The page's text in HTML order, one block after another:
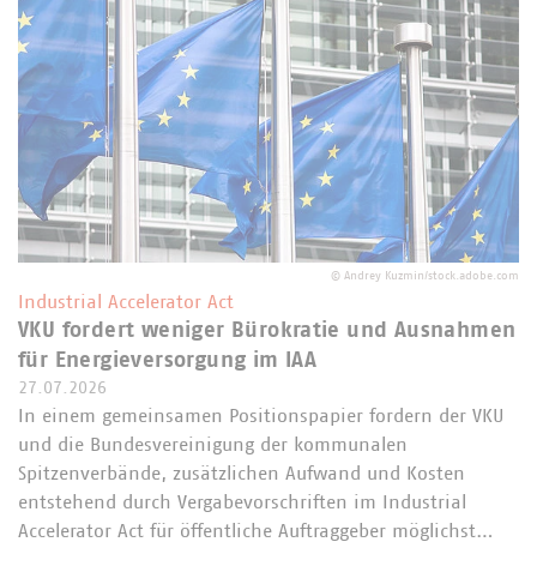
© Andrey Kuzmin/stock.adobe.com
Industrial Accelerator Act
VKU fordert weniger Bürokratie und Ausnahmen
für Energieversorgung im IAA
27.07.2026
In einem gemeinsamen Positionspapier fordern der VKU
und die Bundesvereinigung der kommunalen
Spitzenverbände, zusätzlichen Aufwand und Kosten
entstehend durch Vergabevorschriften im Industrial
Accelerator Act für öffentliche Auftraggeber möglichst…